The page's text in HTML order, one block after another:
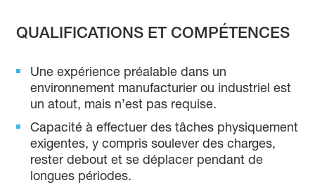
QUALIFICATIONS ET COMPÉTENCES
Une expérience préalable dans un
environnement manufacturier ou industriel est
un atout, mais n’est pas requise.
Capacité à effectuer des tâches physiquement
exigentes, y compris soulever des charges,
rester debout et se déplacer pendant de
longues périodes.